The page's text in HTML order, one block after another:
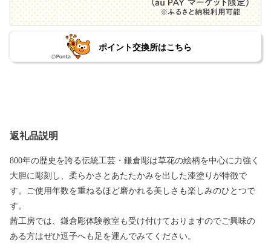
ポイント交換所はこちら
返礼品説明
800年の歴史を誇る伝統工芸・鎌倉彫は草花の絵柄を中心に力強く
大胆に彫刻し、柔らかさとあたたかみを出した漆塗りが特徴で
す。ご使用年数を重ねるほど磨かれる美しさも楽しみのひとつで
す。
茜工房では、鎌倉彫体験教室も受け付けておりますのでご興味の
ある方はぜひ逗子へも足を運んでみてください。